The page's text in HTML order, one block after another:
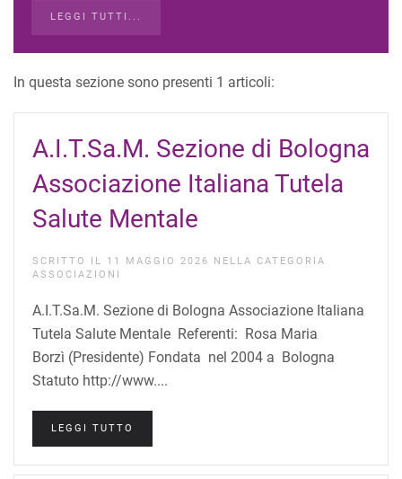
LEGGI TUTTI...
In questa sezione sono presenti 1 articoli:
A.I.T.Sa.M. Sezione di Bologna
Associazione Italiana Tutela
Salute Mentale
SCRITTO IL 11 MAGGIO 2026
NELLA CATEGORIA
ASSOCIAZIONI
A.I.T.Sa.M. Sezione di Bologna Associazione Italiana
Tutela Salute Mentale Referenti: Rosa Maria
Borzì (Presidente) Fondata nel 2004 a Bologna
Statuto http://www....
LEGGI TUTTO